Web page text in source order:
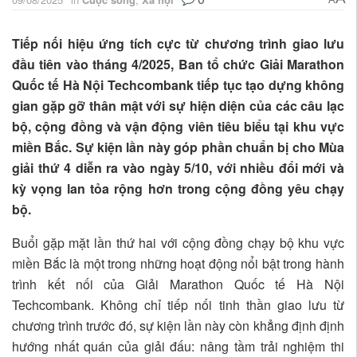
Tiếp nối hiệu ứng tích cực từ chương trình giao lưu
đầu tiên vào tháng 4/2025, Ban tổ chức Giải Marathon
Quốc tế Hà Nội Techcombank tiếp tục tạo dựng không
gian gặp gỡ thân mật với sự hiện diện của các câu lạc
bộ, cộng đồng và vận động viên tiêu biểu tại khu vực
miền Bắc. Sự kiện lần này góp phần chuẩn bị cho Mùa
giải thứ 4 diễn ra vào ngày 5/10, với nhiều đổi mới và
kỳ vọng lan tỏa rộng hơn trong cộng đồng yêu chạy
bộ.
Buổi gặp mặt lần thứ hai với cộng đồng chạy bộ khu vực
miền Bắc là một trong những hoạt động nổi bật trong hành
trình kết nối của Giải Marathon Quốc tế Hà Nội
Techcombank. Không chỉ tiếp nối tinh thần giao lưu từ
chương trình trước đó, sự kiện lần này còn khẳng định định
hướng nhất quán của giải đấu: nâng tầm trải nghiệm thi